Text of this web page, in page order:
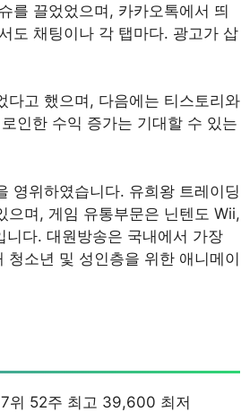
를 끌었었으며, 카카오톡에서 띄
도 채팅이나 각 탭마다. 광고가 삽
다고 했으며, 다음에는 티스토리와
인한 수익 증가는 기대할 수 있는
영위하였습니다. 유희왕 트레이딩
며, 게임 유통부문은 닌텐도 Wii,
다. 대원방송은 국내에서 가장
소년 및 성인층을 위한 애니메이
위 52주 최고 39,600 최저